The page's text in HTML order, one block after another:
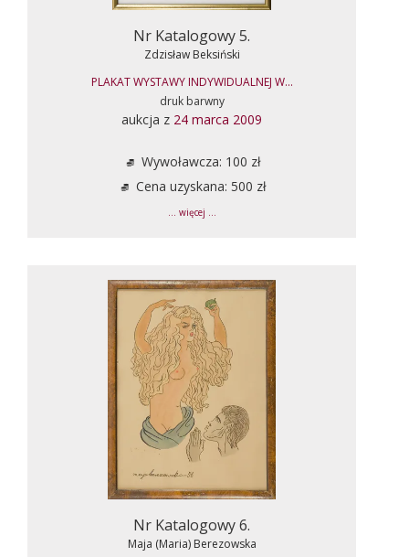
Nr Katalogowy 5.
Zdzisław Beksiński
PLAKAT WYSTAWY INDYWIDUALNEJ W...
druk barwny
aukcja z 24 marca 2009
Wywoławcza: 100 zł
Cena uzyskana: 500 zł
... więcej ...
Nr Katalogowy 6.
Maja (Maria) Berezowska